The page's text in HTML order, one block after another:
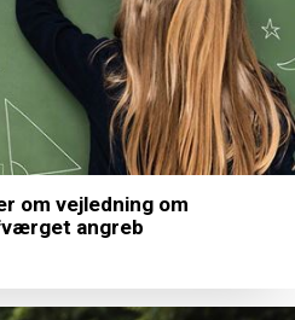
om vejledning om
angreb